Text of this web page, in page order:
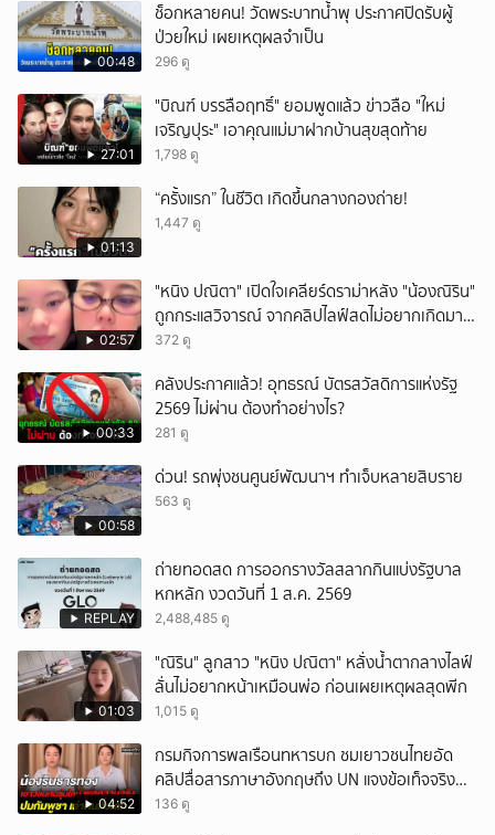
00:48
ช็อกหลายคน! วัดพระบาทน้ำพุ ประกาศปิดรับผู้
ป่วยใหม่ เผยเหตุผลจำเป็น
296 ดู
27:01
"บิณฑ์ บรรลือฤทธิ์" ยอมพูดแล้ว ข่าวลือ "ใหม่
เจริญปุระ" เอาคุณแม่มาฝากบ้านสุขสุดท้าย
1,798 ดู
01:13
“ครั้งแรก” ในชีวิต เกิดขึ้นกลางกองถ่าย!
1,447 ดู
02:57
"หนิง ปณิตา" เปิดใจเคลียร์ดราม่าหลัง "น้องณิริน"
ถูกกระแสวิจารณ์ จากคลิปไลฟ์สดไม่อยากเกิดมา
หน้าเหมือนพ่อ
372 ดู
00:33
คลังประกาศแล้ว! อุทธรณ์ บัตรสวัสดิการแห่งรัฐ
2569 ไม่ผ่าน ต้องทำอย่างไร?
281 ดู
00:58
ด่วน! รถพุ่งชนศูนย์พัฒนาฯ ทำเจ็บหลายสิบราย
563 ดู
REPLAY
ถ่ายทอดสด การออกรางวัลสลากกินแบ่งรัฐบาล
หกหลัก งวดวันที่ 1 ส.ค. 2569
2,488,485 ดู
01:03
"ณิริน" ลูกสาว "หนิง ปณิตา" หลั่งน้ำตากลางไลฟ์
ลั่นไม่อยากหน้าเหมือนพ่อ ก่อนเผยเหตุผลสุดพีก
1,015 ดู
04:52
กรมกิจการพลเรือนทหารบก ชมเยาวชนไทยอัด
คลิปสื่อสารภาษาอังกฤษถึง UN แจงข้อเท็จจริง
ประวัติศาสตร์มนุษยธรรมไทย
136 ดู